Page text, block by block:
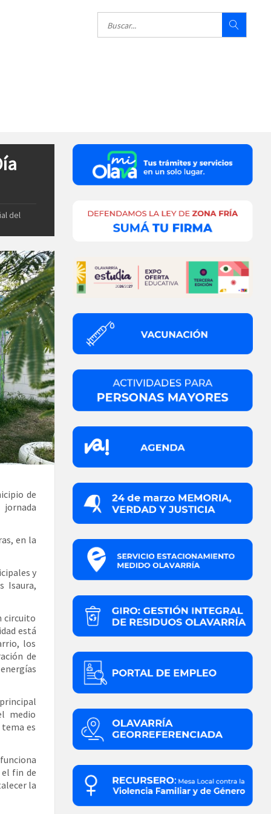
del
de
en la
y
Isaura,
circuito
está
los
de
medio
es
fin de
la